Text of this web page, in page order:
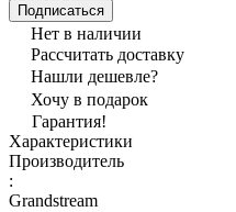
Подписаться
Нет в наличии
Рассчитать доставку
Нашли дешевле?
Хочу в подарок
Гарантия!
Характеристики
Производитель
:
Grandstream